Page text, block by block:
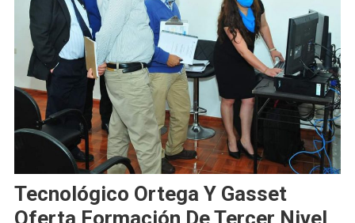
Tecnológico Ortega Y Gasset
Oferta Formación De Tercer Nivel